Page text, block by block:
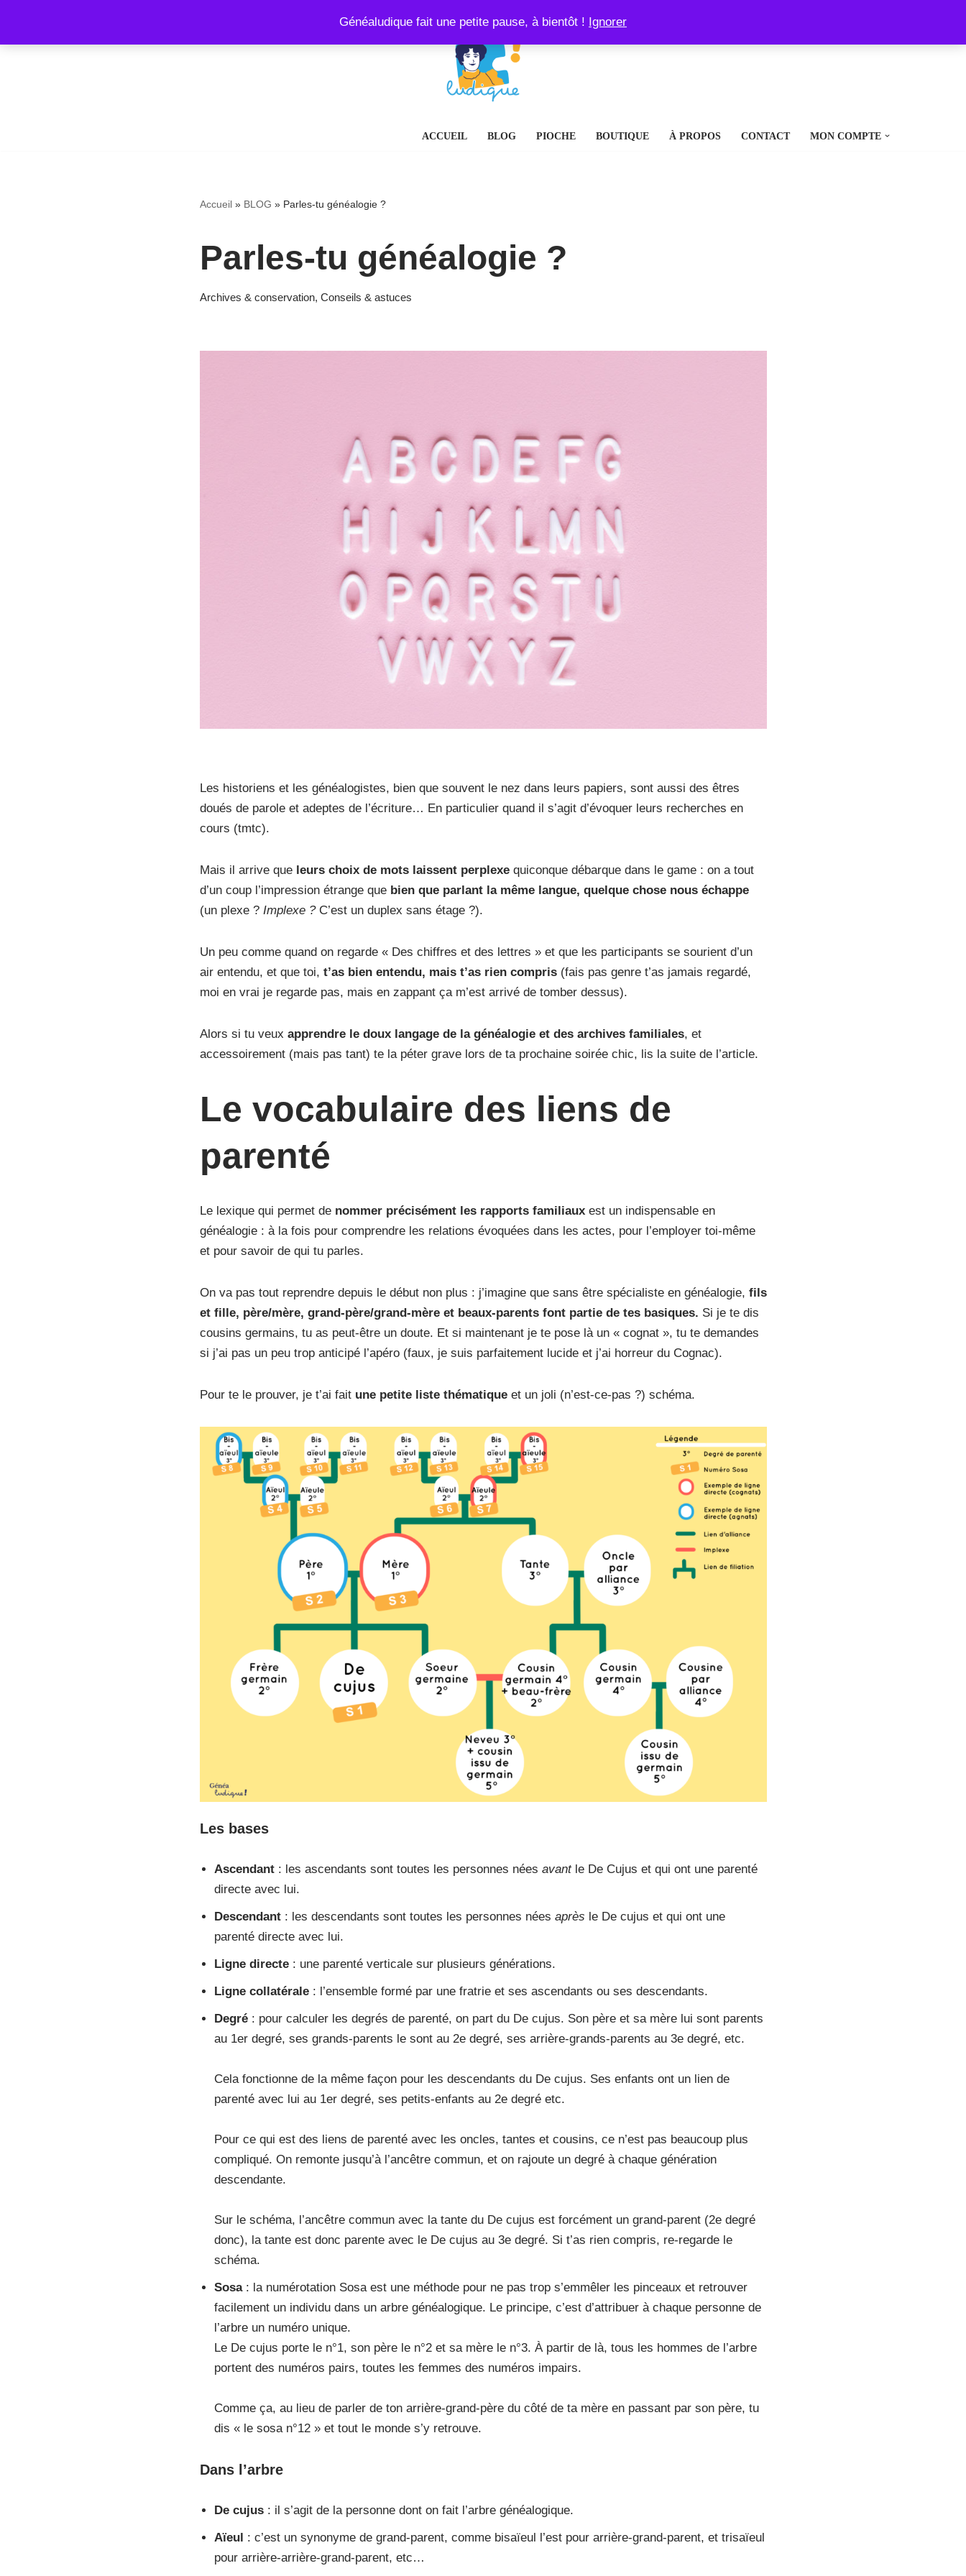
Généaludique fait une petite pause, à bientôt ! Ignorer
ACCUEIL BLOG PIOCHE BOUTIQUE À PROPOS CONTACT MON COMPTE
Accueil» BLOG » Parles-tu généalogie ?
Parles-tu généalogie ?
Archives & conservation, Conseils & astuces
Les historiens et les généalogistes, bien que souvent le nez dans leurs papiers, sont aussi des êtres
doués de parole et adeptes de l’écriture… En particulier quand il s’agit d’évoquer leurs recherches en
cours (tmtc).
Mais il arrive que leurs choix de mots laissent perplexe quiconque débarque dans le game : on a tout
d’un coup l’impression étrange que bien que parlant la même langue, quelque chose nous échappe
(un plexe ? Implexe ?C’est un duplex sans étage ?).
Un peu comme quand on regarde « Des chiffres et des lettres » et que les participants se sourient d’un
air entendu, et que toi, t’as bien entendu, mais t’as rien compris(fais pas genre t’as jamais regardé,
moi en vrai je regarde pas, mais en zappant ça m’est arrivé de tomber dessus).
Alors si tu veux apprendre le doux langage de la généalogie et des archives familiales, et
accessoirement (mais pas tant) te la péter grave lors de ta prochaine soirée chic, lis la suite de l’article.
Le vocabulaire des liens de
parenté
Le lexique qui permet de nommer précisément les rapports familiaux est un indispensable en
généalogie : à la fois pour comprendre les relations évoquées dans les actes, pour l’employer toi-même
et pour savoir de qui tu parles.
On va pas tout reprendre depuis le début non plus : j’imagine que sans être spécialiste en généalogie, fils
et fille, père/mère, grand-père/grand-mère et beaux-parents font partie de tes basiques. Si je te dis
cousins germains, tu as peut-être un doute. Et si maintenant je te pose là un « cognat », tu te demandes
si j’ai pas un peu trop anticipé l’apéro (faux, je suis parfaitement lucide et j’ai horreur du Cognac).
Pour te le prouver, je t’ai fait une petite liste thématiqueet un joli (n’est-ce-pas ?) schéma.
Les bases
Ascendant: les ascendants sont toutes les personnes nées avantle De Cujus et qui ont une parenté
directe avec lui.
Descendant: les descendants sont toutes les personnes nées après le De cujus et qui ont une
parenté directe avec lui.
Ligne directe: une parenté verticale sur plusieurs générations.
Ligne collatérale: l’ensemble formé par une fratrie et ses ascendants ou ses descendants.
Degré: pour calculer les degrés de parenté, on part du De cujus. Son père et sa mère lui sont parents
au 1er degré, ses grands-parents le sont au 2e degré, ses arrière-grands-parents au 3e degré, etc.
Cela fonctionne de la même façon pour les descendants du De cujus. Ses enfants ont un lien de
parenté avec lui au 1er degré, ses petits-enfants au 2e degré etc.
Pour ce qui est des liens de parenté avec les oncles, tantes et cousins, ce n’est pas beaucoup plus
compliqué. On remonte jusqu’à l’ancêtre commun, et on rajoute un degré à chaque génération
descendante.
Sur le schéma, l’ancêtre commun avec la tante du De cujus est forcément un grand-parent (2e degré
donc), la tante est donc parente avec le De cujus au 3e degré. Si t’as rien compris, re-regarde le
schéma.
Sosa: la numérotation Sosa est une méthode pour ne pas trop s’emmêler les pinceaux et retrouver
facilement un individu dans un arbre généalogique. Le principe, c’est d’attribuer à chaque personne de
l’arbre un numéro unique.
Le De cujus porte le n°1, son père le n°2 et sa mère le n°3. À partir de là, tous les hommes de l’arbre
portent des numéros pairs, toutes les femmes des numéros impairs.
Comme ça, au lieu de parler de ton arrière-grand-père du côté de ta mère en passant par son père, tu
dis « le sosa n°12 » et tout le monde s’y retrouve.
Dans l’arbre
De cujus: il s’agit de la personne dont on fait l’arbre généalogique.
Aïeul : c’est un synonyme de grand-parent, comme bisaïeul l’est pour arrière-grand-parent, et trisaïeul
pour arrière-arrière-grand-parent, etc…